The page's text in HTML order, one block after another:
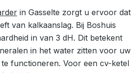
in Gasselte zorgt u ervoor dat
van kalkaanslag. Bij Boshuis
in van 3 dH. Dit betekent
in het water zitten voor uw
functioneren. Voor een cv-ketel